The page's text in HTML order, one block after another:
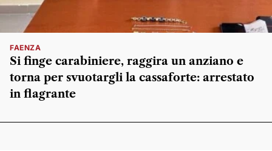
FAENZA
Si finge carabiniere, raggira un anziano e
torna per svuotargli la cassaforte: arrestato
in flagrante